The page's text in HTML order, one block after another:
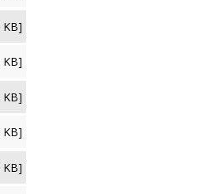
KB]
KB]
KB]
KB]
KB]